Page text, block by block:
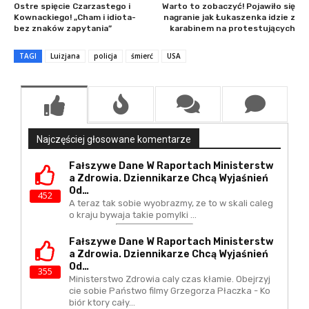
Ostre spięcie Czarzastego i
Kownackiego! „Cham i idiota-
bez znaków zapytania”
Warto to zobaczyć! Pojawiło się
nagranie jak Łukaszenka idzie z
karabinem na protestujących
TAGI Luizjana policja śmierć USA
Najczęściej głosowane komentarze
452
Fałszywe Dane W Raportach Ministerstw
A Zdrowia. Dziennikarze Chcą Wyjaśnień
Od…
A teraz tak sobie wyobrazmy, ze to w skali caleg
o kraju bywaja takie pomylki ...
355
Fałszywe Dane W Raportach Ministerstw
A Zdrowia. Dziennikarze Chcą Wyjaśnień
Od…
Ministerstwo Zdrowia caly czas kłamie. Obejrzyj
cie sobie Państwo filmy Grzegorza Płaczka - Ko
biór ktory cały…